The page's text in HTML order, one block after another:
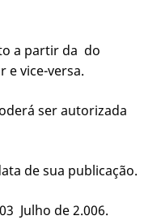
a partir da do
e vice-versa.
ser autorizada
de sua publicação.
Julho de 2.006.